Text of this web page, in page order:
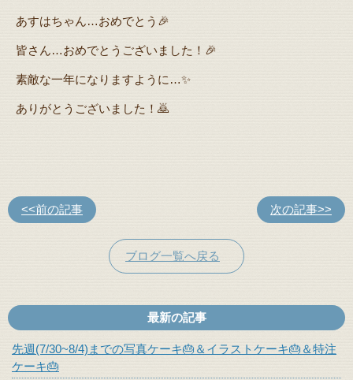
あすはちゃん…おめでとう🎉
皆さん…おめでとうございました！🎉
素敵な一年になりますように…✨
ありがとうございました！🙇
次の記事>>
<<前の記事
ブログ一覧へ戻る
最新の記事
先週(7/30~8/4)までの写真ケーキ🎂＆イラストケーキ🎂＆特注
ケーキ🎂